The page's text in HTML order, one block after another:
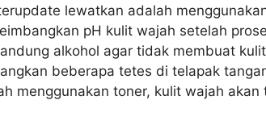
lewatkan adalah
pH kulit wajah setelah
alkohol agar tidak membuat
beberapa tetes di telapak
menggunakan toner, kulit wajah